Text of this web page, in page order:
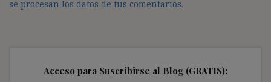
se procesan los datos de tus comentarios.
Acceso para Suscribirse al Blog (GRATIS):